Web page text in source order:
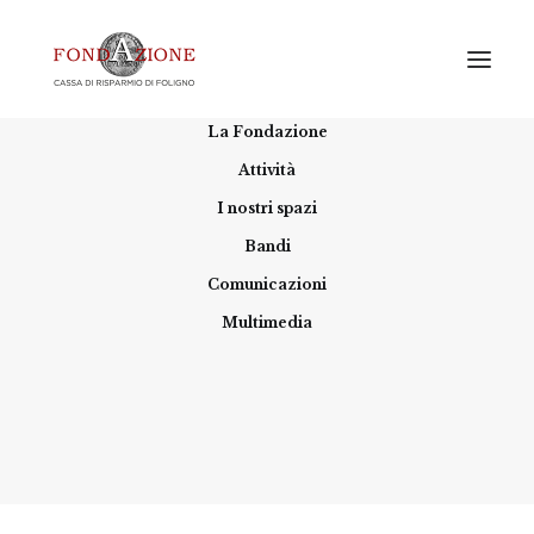
La Fondazione
Attività
I nostri spazi
Bandi
Comunicazioni
Multimedia